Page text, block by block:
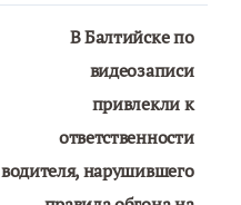
В Балтийске по
видеозаписи
привлекли к
ответственности
водителя, нарушившего